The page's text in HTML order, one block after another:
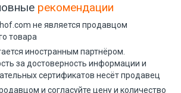
рекомендации
не является продавцом
товара
иностранным партнёром.
за достоверность информации и
сертификатов несёт продавец
и согласуйте цену и количество